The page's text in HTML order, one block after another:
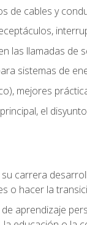
de cables y
las llamadas de
sistemas de
mejores
el
carrera
o hacer la
aprendizaje